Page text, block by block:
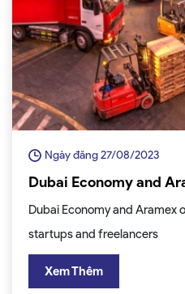
Ngày đăng 27/08/2023
Dubai Economy and
solutions for startups
Dubai Economy and Aramex
startups and freelancers
Xem Thêm